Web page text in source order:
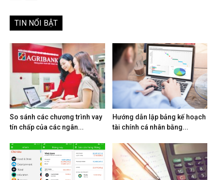
TIN NỔI BẬT
So sánh các chương trình vay
tín chấp của các ngân...
Hướng dẫn lập bảng kế hoạch
tài chính cá nhân bằng...